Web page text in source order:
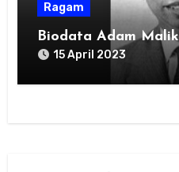
Ragam
Biodata Adam Malik
15 April 2023